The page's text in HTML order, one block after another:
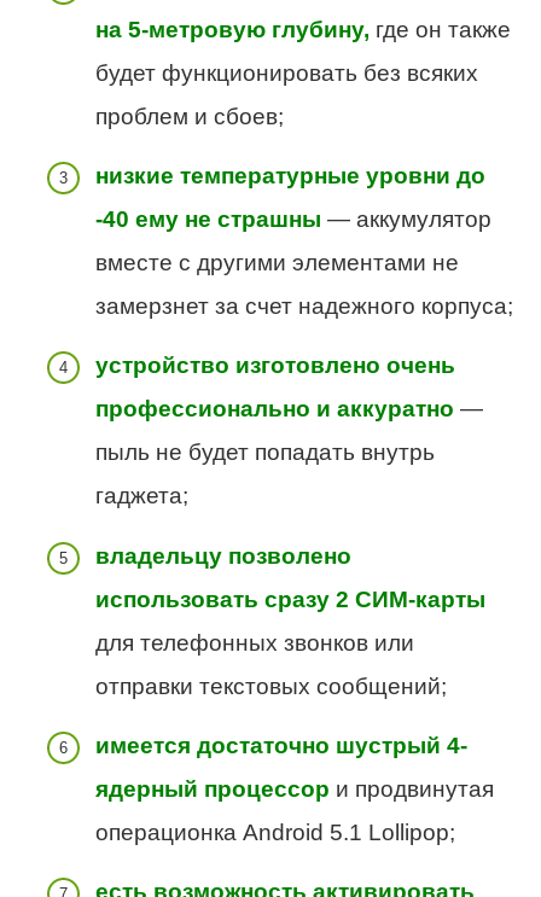
на 5-метровую глубину, где он также
будет функционировать без всяких
проблем и сбоев;
низкие температурные уровни до
-40 ему не страшны — аккумулятор
вместе с другими элементами не
замерзнет за счет надежного корпуса;
устройство изготовлено очень
профессионально и аккуратно —
пыль не будет попадать внутрь
гаджета;
владельцу позволено
использовать сразу 2 СИМ-карты
для телефонных звонков или
отправки текстовых сообщений;
имеется достаточно шустрый 4-
ядерный процессор и продвинутая
операционка Android 5.1 Lollipop;
есть возможность активировать